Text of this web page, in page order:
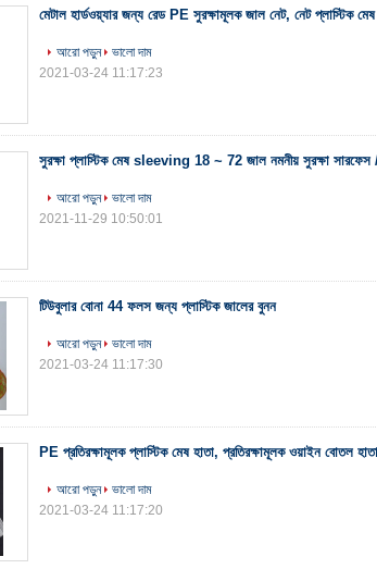
মেটাল হার্ডওয়্যার জন্য রেড PE সুরক্ষামূলক জাল নেট, নেট প্লাস্টিক
আরো পড়ুন
ভালো দাম
2021-03-24 11:17:23
সুরক্ষা প্লাস্টিক মেষ sleeving 18 ~ 72 জাল নমনীয় সুরক্ষা
আরো পড়ুন
ভালো দাম
2021-11-29 10:50:01
টিউবুলার বোনা 44 ফলস জন্য প্লাস্টিক জালের বুনন
আরো পড়ুন
ভালো দাম
2021-03-24 11:17:30
PE প্রতিরক্ষামূলক প্লাস্টিক মেষ হাতা, প্রতিরক্ষামূলক ওয়াইন বোতল
আরো পড়ুন
ভালো দাম
2021-03-24 11:17:20